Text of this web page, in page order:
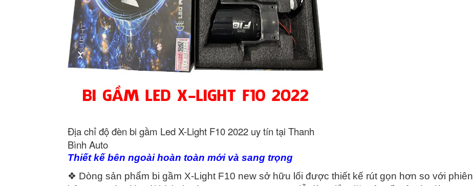
Địa chỉ độ đèn bi gầm Led X-Light F10 2022 uy tín tại Thanh
Bình Auto
Thiết kế bên ngoài hoàn toàn mới và sang trọng
❖ Dòng sản phẩm bi gầm X-Light F10 new sở hữu lối được thiết kế rút gọn hơn so với phiên